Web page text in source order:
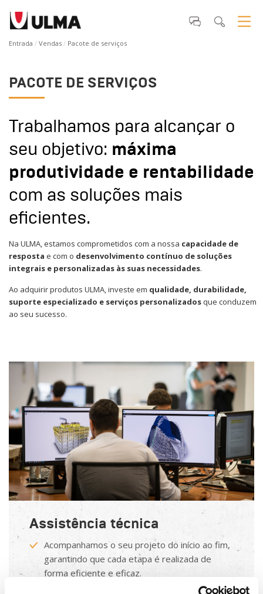
Entrada Vendas Pacote de serviços
PACOTE DE SERVIÇOS
Trabalhamos para alcançar o
seu objetivo: máxima
produtividade e rentabilidade
com as soluções mais
eficientes.
Na ULMA, estamos comprometidos com a nossa capacidade de
resposta e com o desenvolvimento contínuo de soluções
integrais e personalizadas às suas necessidades.
Ao adquirir produtos ULMA, investe em qualidade, durabilidade,
suporte especializado e serviços personalizadosque conduzem
ao seu sucesso.
Assistência técnica
Acompanhamos o seu projeto do início ao fim,
garantindo que cada etapa é realizada de
forma eficiente e eficaz.
Somos especialistas na aplicação dos nossos